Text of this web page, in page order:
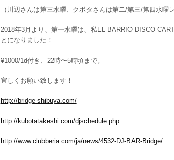
（川辺さんは第三水曜、クボタさんは第二/第三/第四水曜
2018年3月より、第一水曜は、私EL BARRIO DISCO
とになりました！
¥1000/1d付き、22時〜5時頃まで。
宜しくお願い致します！
http://bridge-shibuya.com/
http://kubotatakeshi.com/djschedule.php
http://www.clubberia.com/ja/news/4532-DJ-BAR-Bridge/